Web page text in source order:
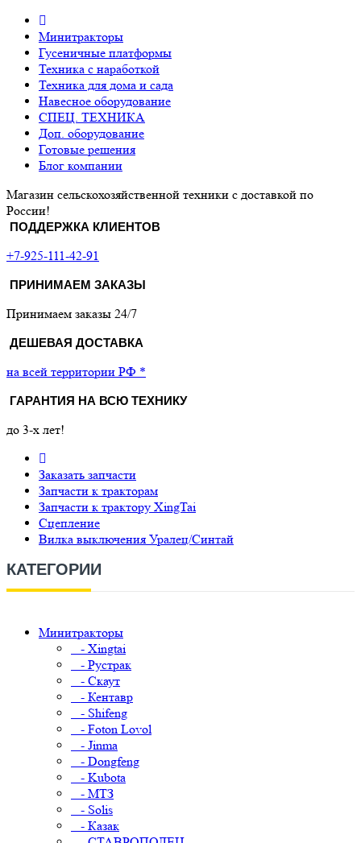
Минитракторы
Гусеничные платформы
Техника с наработкой
Техника для дома и сада
Навесное оборудование
СПЕЦ. ТЕХНИКА
Доп. оборудование
Готовые решения
Блог компании
Магазин сельскохозяйственной техники с доставкой по
России!
ПОДДЕРЖКА КЛИЕНТОВ
+7-925-111-42-91
ПРИНИМАЕМ ЗАКАЗЫ
Принимаем заказы 24/7
ДЕШЕВАЯ ДОСТАВКА
на всей территории РФ *
ГАРАНТИЯ НА ВСЮ ТЕХНИКУ
до 3-х лет!
Заказать запчасти
Запчасти к тракторам
Запчасти к трактору XingTai
Сцепление
Вилка выключения Уралец/Синтай
КАТЕГОРИИ
Минитракторы
- Xingtai
- Рустрак
- Скаут
- Кентавр
- Shifeng
- Foton Lovol
- Jinma
- Dongfeng
- Kubota
- МТЗ
- Solis
- Казак